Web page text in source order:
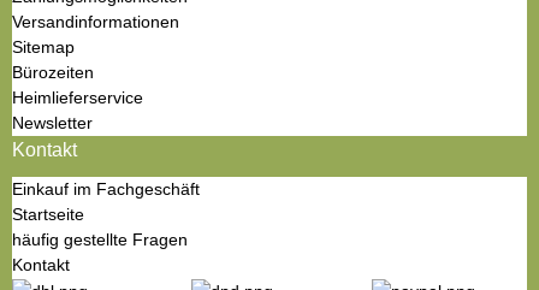
Versandinformationen
Sitemap
Bürozeiten
Heimlieferservice
Newsletter
Kontakt
Einkauf im Fachgeschäft
Startseite
häufig gestellte Fragen
Kontakt